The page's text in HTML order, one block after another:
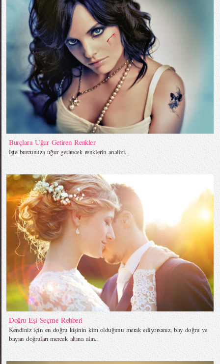
Burçlara Uğur Getiren Renkler
İşte burcunuza uğur getirecek renklerin analizi...
Doğru Eşi Seçme Rehberi
Kendiniz için en doğru kişinin kim olduğunu merak ediyorsanız, bay doğru ve
bayan doğruları mercek altına alın...